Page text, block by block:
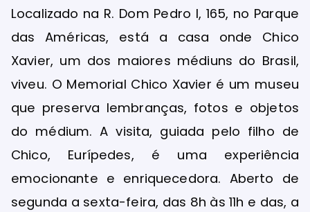
Localizado na R. Dom Pedro I, 165, no Parque
das Américas, está a casa onde Chico
Xavier, um dos maiores médiuns do Brasil,
viveu. O Memorial Chico Xavier é um museu
que preserva lembranças, fotos e objetos
do médium. A visita, guiada pelo filho de
Chico, Eurípedes, é uma experiência
emocionante e enriquecedora. Aberto de
segunda a sexta-feira, das 8h às 11h e das, a